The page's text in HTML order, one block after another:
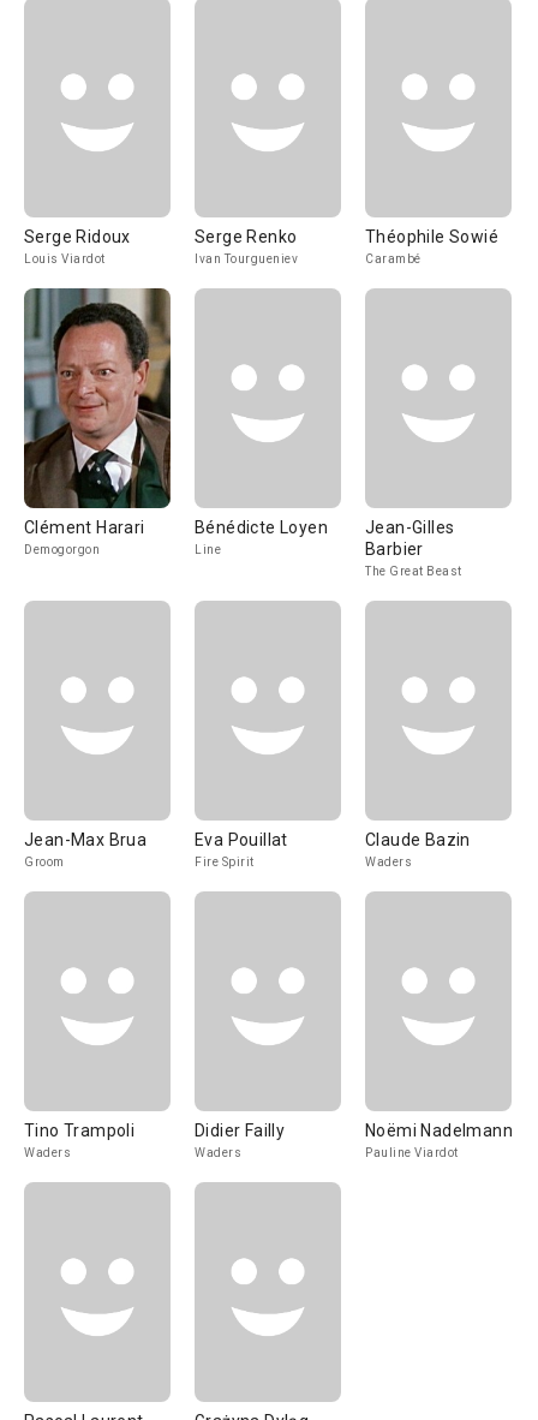
Serge Ridoux
Louis Viardot
Serge Renko
Ivan Tourgueniev
Théophile Sowié
Carambé
Clément Harari
Demogorgon
Bénédicte Loyen
Line
Jean-Gilles
Barbier
The Great Beast
Jean-Max Brua
Groom
Eva Pouillat
Fire Spirit
Claude Bazin
Waders
Tino Trampoli
Waders
Didier Failly
Waders
Noëmi Nadelmann
Pauline Viardot